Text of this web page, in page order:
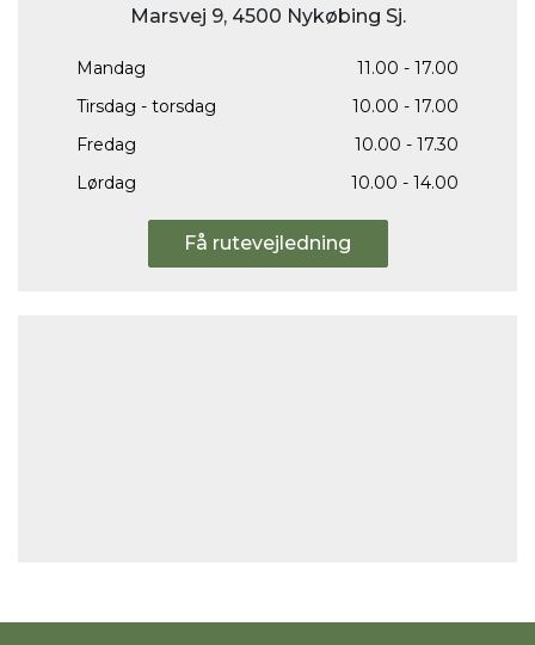
Marsvej 9, 4500 Nykøbing Sj.
Mandag
11.00 - 17.00
Tirsdag - torsdag
10.00 - 17.00
Fredag
10.00 - 17.30
Lørdag
10.00 - 14.00
Få rutevejledning